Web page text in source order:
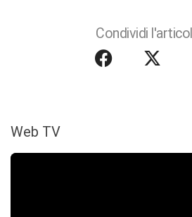
Condividi
Web TV